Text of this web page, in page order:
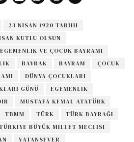
23 NISAN 1920 TARIHI
KUTLU OLSUN
VE ÇOCUK BAYRAMI
BAYRAK BAYRAM
ÇOCUK
DÜNYA ÇOCUKLARI
GÜNÜ
EGEMENLIK
MUSTAFA KEMAL ATATÜRK
TBMM TÜRK
TÜRK BAYRAĞI
BÜYÜK MILLET MECLISI
VATANSEVER